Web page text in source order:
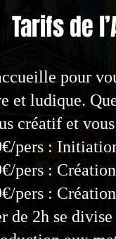
Tarifs de
pour
et ludique.
créatif et
pers :
pers :
pers :
de 2h se